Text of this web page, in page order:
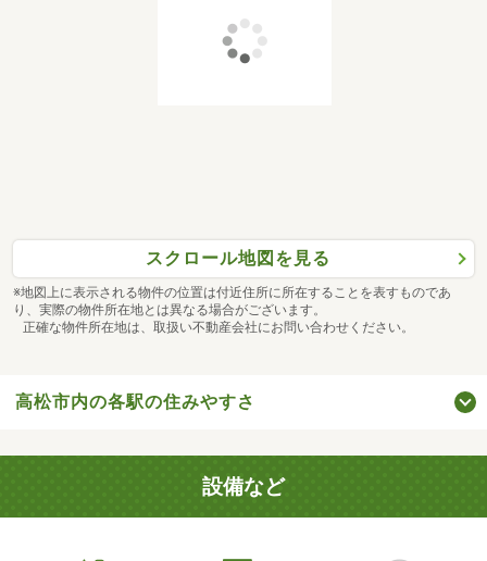
スクロール地図を見る
※地図上に表示される物件の位置は付近住所に所在することを表すものであ
り、実際の物件所在地とは異なる場合がございます。
正確な物件所在地は、取扱い不動産会社にお問い合わせください。
高松市内の各駅の住みやすさ
設備など